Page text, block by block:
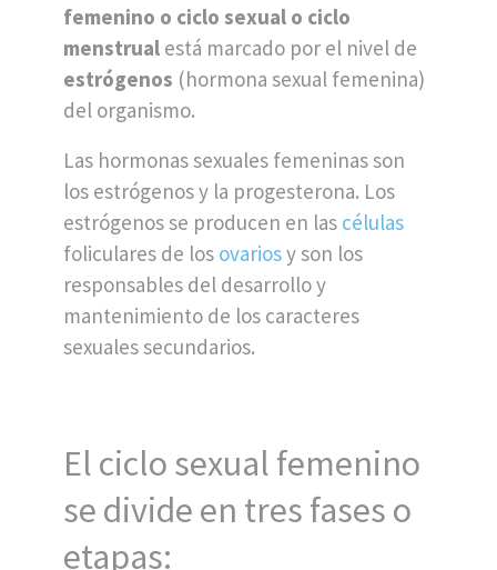
femenino o ciclo sexual o ciclo
menstrual está marcado por el nivel de
estrógenos (hormona sexual femenina)
del organismo.
Las hormonas sexuales femeninas son
los estrógenos y la progesterona. Los
estrógenos se producen en las células
foliculares de los ovariosy son los
responsables del desarrollo y
mantenimiento de los caracteres
sexuales secundarios.
El ciclo sexual femenino
se divide en tres fases o
etapas: